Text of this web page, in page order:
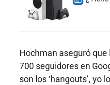
Hochman aseguró
700 seguidores en
son los ‘hangouts’, yo